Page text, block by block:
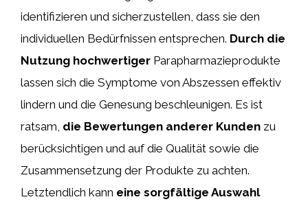
identifizieren und sicherzustellen, dass sie den
individuellen Bedürfnissen entsprechen. Durch die
Nutzung hochwertiger Parapharmazieprodukte
lassen sich die Symptome von Abszessen effektiv
lindern und die Genesung beschleunigen. Es ist
ratsam, die Bewertungen anderer Kunden zu
berücksichtigen und auf die Qualität sowie die
Zusammensetzung der Produkte zu achten.
Letztendlich kann eine sorgfältige Auswahl